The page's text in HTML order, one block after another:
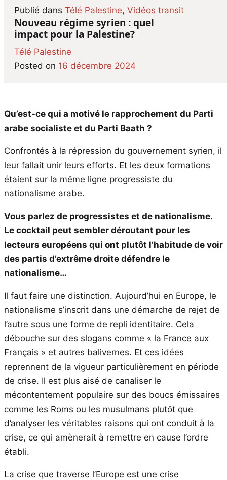
Publié dans Télé Palestine, Vidéos transit
Nouveau régime syrien : quel
impact pour la Palestine?
Télé Palestine
Posted on 16 décembre 2024
Qu’est-ce qui a motivé le rapprochement du Parti
arabe socialiste et du Parti Baath ?
Confrontés à la répression du gouvernement syrien, il
leur fallait unir leurs efforts. Et les deux formations
étaient sur la même ligne progressiste du
nationalisme arabe.
Vous parlez de progressistes et de nationalisme.
Le cocktail peut sembler déroutant pour les
lecteurs européens qui ont plutôt l’habitude de voir
des partis d’extrême droite défendre le
nationalisme…
Il faut faire une distinction. Aujourd’hui en Europe, le
nationalisme s’inscrit dans une démarche de rejet de
l’autre sous une forme de repli identitaire. Cela
débouche sur des slogans comme « la France aux
Français » et autres balivernes. Et ces idées
reprennent de la vigueur particulièrement en période
de crise. Il est plus aisé de canaliser le
mécontentement populaire sur des boucs émissaires
comme les Roms ou les musulmans plutôt que
d’analyser les véritables raisons qui ont conduit à la
crise, ce qui amènerait à remettre en cause l’ordre
établi.
La crise que traverse l’Europe est une crise